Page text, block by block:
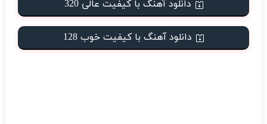
دانلود آهنگ با کیفیت عالی 320
دانلود آهنگ با کیفیت خوب 128